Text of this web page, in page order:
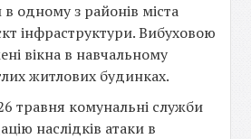
в одному з районів міста
інфраструктури. Вибуховою
вікна в навчальному
житлових будинках.
травня комунальні служби
наслідків атаки в